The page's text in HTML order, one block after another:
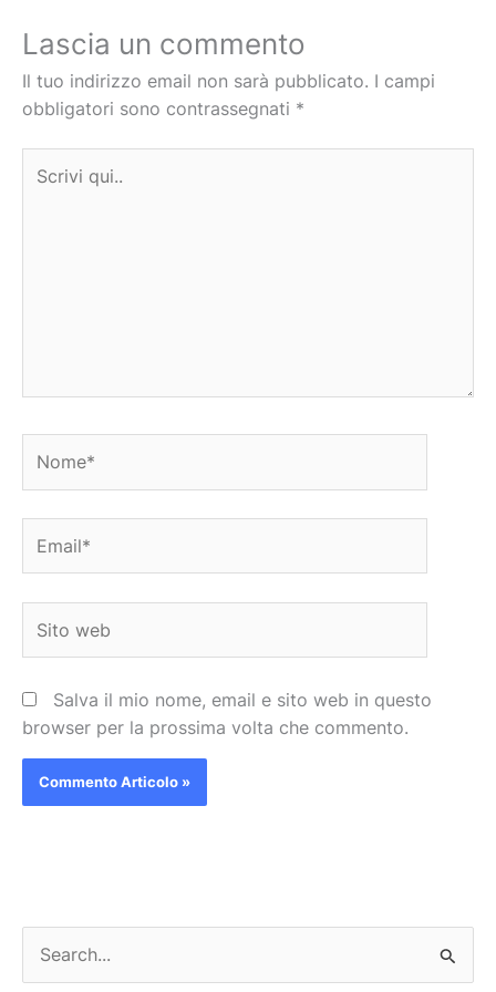
Lascia un commento
Il tuo indirizzo email non sarà pubblicato. I campi
obbligatori sono contrassegnati *
qui..
web
Salva il mio nome, email e sito web in questo
browser per la prossima volta che commento.